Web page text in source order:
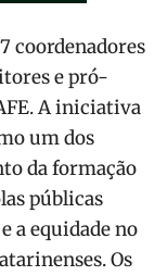
coordenadores
e pró-
A iniciativa
um dos
da formação
públicas
a equidade no
Os